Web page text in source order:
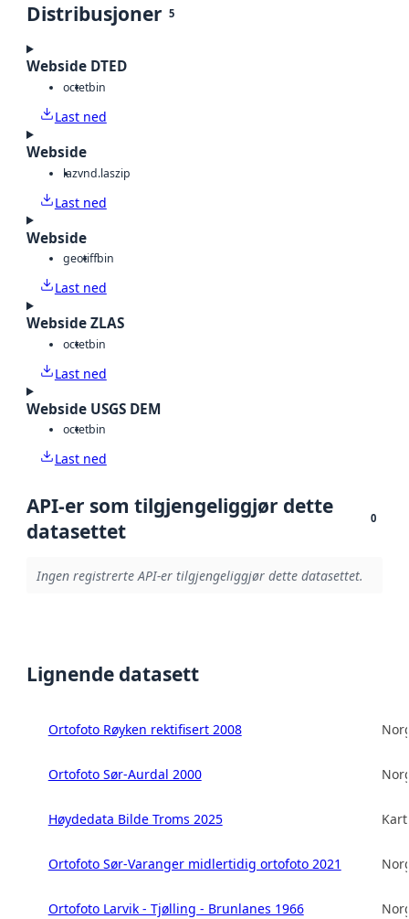
Distribusjoner 5
Webside DTED
octetbin
Last ned
Webside
lazvnd.laszip
Last ned
Webside
geotiffbin
Last ned
Webside ZLAS
octetbin
Last ned
Webside USGS DEM
octetbin
Last ned
API-er som tilgjengeliggjør dette
datasettet
0
Ingen registrerte API-er tilgjengeliggjør dette datasettet.
Lignende datasett
Ortofoto Røyken rektifisert 2008
Ortofoto Sør-Aurdal 2000
Høydedata Bilde Troms 2025
Ortofoto Sør-Varanger midlertidig ortofoto 2021
Ortofoto Larvik - Tjølling - Brunlanes 1966